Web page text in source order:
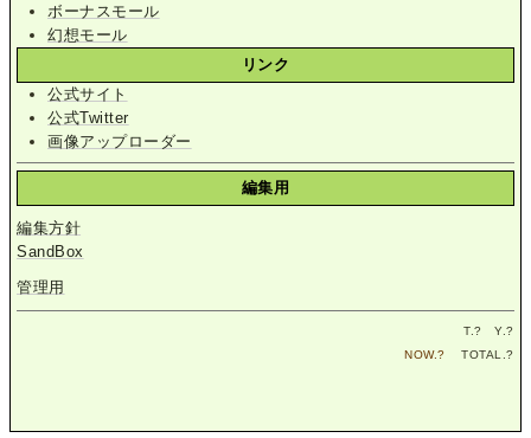
ボーナスモール
幻想モール
リンク
公式サイト
公式Twitter
画像アップローダー
編集用
編集方針
SandBox
管理用
T.? Y.?
NOW.? TOTAL.?